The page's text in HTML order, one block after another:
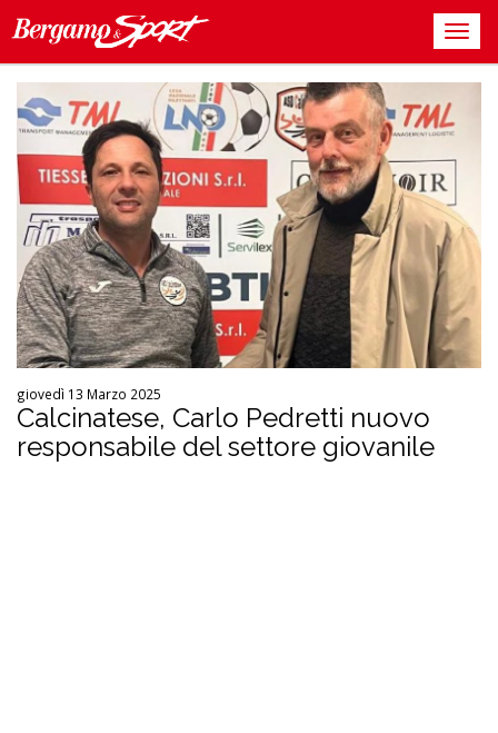
giovedì 13 Marzo 2025
Calcinatese, Carlo Pedretti nuovo
responsabile del settore giovanile